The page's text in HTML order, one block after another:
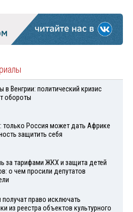
в Венгрии: политический кризис
обороты
только Россия может дать Африке
защитить себя
за тарифами ЖКХ и защита детей
о чем просили депутатов
получат право исключать
из реестра объектов культурного